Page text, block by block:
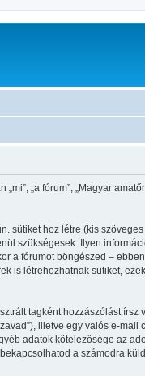
„a fórum”, „Magyar
sütiket hoz létre (kis
szükségesek. Ilyen
a fórumot böngészed –
is létrehozhatnak sütiket,
tagként hozzászólást
illetve egy valós e-mail
adatok kötelezősége az
a számodra